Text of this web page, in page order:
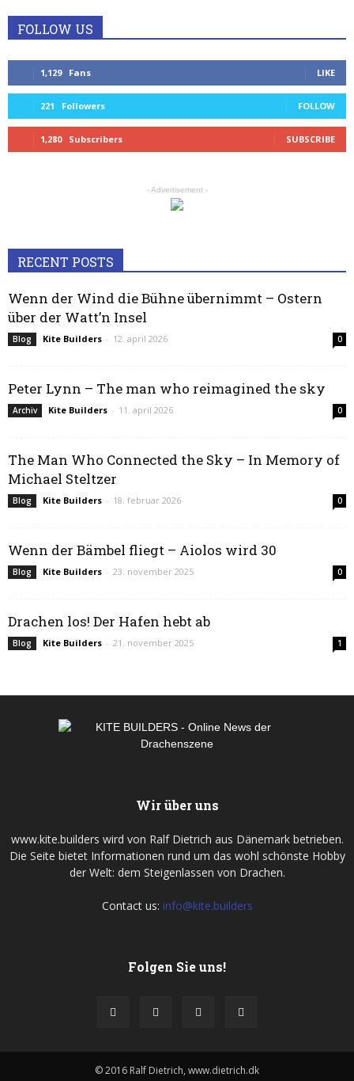
FOLLOW US
1,129 Fans LIKE
221 Followers FOLLOW
1,280 Subscribers SUBSCRIBE
- Advertisement -
RECENT POSTS
Wenn der Wind die Bühne übernimmt – Ostern
über der Watt’n Insel
Blog Kite Builders - 12. april 2026 0
Peter Lynn – The man who reimagined the sky
Archiv Kite Builders - 11. april 2026 0
The Man Who Connected the Sky – In Memory of
Michael Steltzer
Blog Kite Builders - 18. februar 2026 0
Wenn der Bämbel fliegt – Aiolos wird 30
Blog Kite Builders - 23. november 2025 0
Drachen los! Der Hafen hebt ab
Blog Kite Builders - 21. november 2025 1
Wir über uns
www.kite.builders wird von Ralf Dietrich aus Dänemark betrieben.
Die Seite bietet Informationen rund um das wohl schönste Hobby
der Welt: dem Steigenlassen von Drachen.
Contact us: info@kite.builders
Folgen Sie uns!
© 2016 Ralf Dietrich, www.dietrich.dk